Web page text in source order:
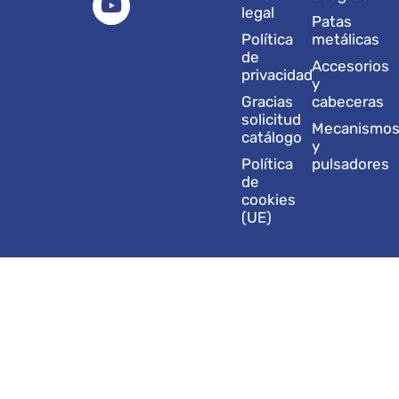
b
legal
Política
de
privacidad
Gracias
solicitud
catálogo
Política
de
cookies
(UE)
Patas
metálicas
Accesorios
y
cabeceras
y
pulsadores